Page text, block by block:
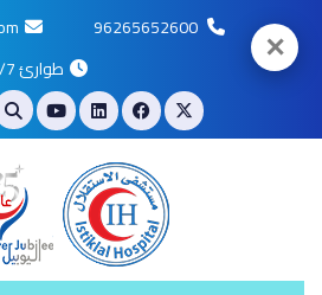
96265652600
طوارئ 24/7
✕